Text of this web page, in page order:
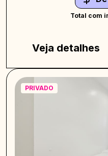
Total com
Veja detalhes
PRIVADO